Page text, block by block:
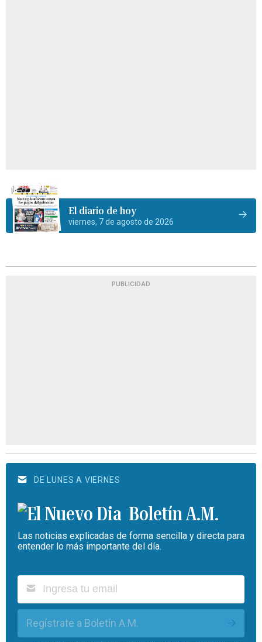
El diario de hoy
viernes, 7 de agosto de 2026
PUBLICIDAD
DE LUNES A VIERNES
Boletín A.M.
Las noticias explicadas de forma sencilla y directa para
entender lo más importante del día.
Regístrate a Boletín A.M.